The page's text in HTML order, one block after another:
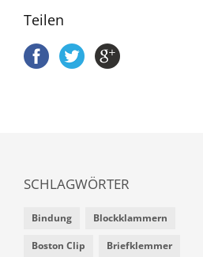
Teilen
SCHLAGWÖRTER
Bindung Blockklammern
Boston Clip Briefklemmer